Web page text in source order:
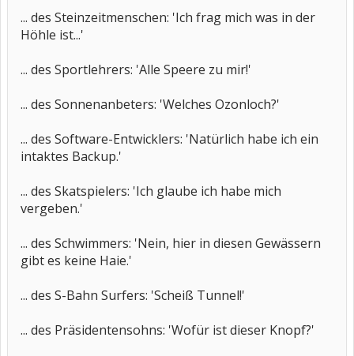
... des Steinzeitmenschen: 'Ich frag mich was in der
Höhle ist...'
... des Sportlehrers: 'Alle Speere zu mir!'
... des Sonnenanbeters: 'Welches Ozonloch?'
... des Software-Entwicklers: 'Natürlich habe ich ein
intaktes Backup.'
... des Skatspielers: 'Ich glaube ich habe mich
vergeben.'
... des Schwimmers: 'Nein, hier in diesen Gewässern
gibt es keine Haie.'
... des S-Bahn Surfers: 'Scheiß Tunnel!'
... des Präsidentensohns: 'Wofür ist dieser Knopf?'